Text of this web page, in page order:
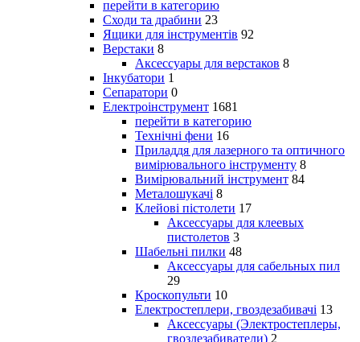
перейти в категорию
Сходи та драбини 23
Ящики для інструментів 92
Верстаки 8
Аксессуары для верстаков 8
Інкубатори 1
Сепаратори 0
Електроінструмент 1681
перейти в категорию
Технічні фени 16
Приладдя для лазерного та оптичного
вимірювального інструменту 8
Вимірювальний інструмент 84
Металошукачі 8
Клейові пістолети 17
Аксессуары для клеевых
пистолетов 3
Шабельні пилки 48
Аксессуары для сабельных пил
29
Кроскопульти 10
Електростеплери, гвоздезабивачі 13
Аксессуары (Электростеплеры,
гвоздезабиватели) 2